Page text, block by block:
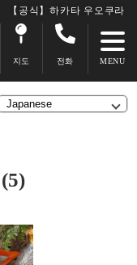
【공식】하카타 우오쿠라
지도 전화